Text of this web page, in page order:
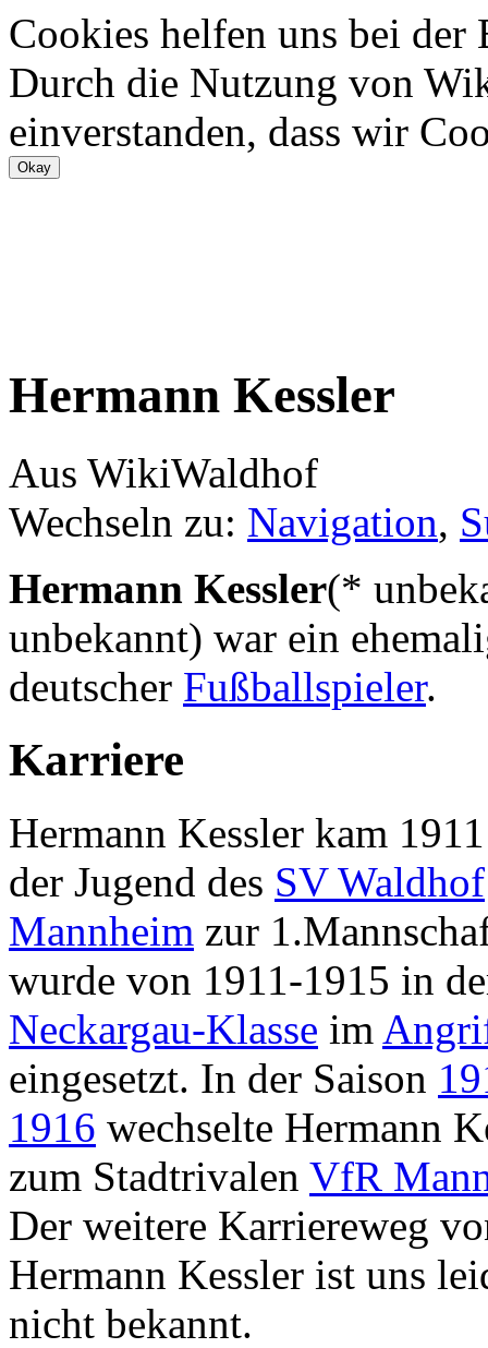
Cookies helfen uns bei
Durch die Nutzung von
einverstanden, dass wir
Hermann Kessler
Aus WikiWaldhof
Wechseln zu: Navigation,
Hermann Kessler(*
unbekannt) war ein
deutscher Fußballspieler.
Karriere
Hermann Kessler kam
der Jugend des SV Waldhof
Mannheim zur
wurde von 1911-1915 in
Neckargau-Klasse im
eingesetzt. In der Saison
1916 wechselte Hermann
zum Stadtrivalen VfR
Der weitere Karriereweg
Hermann Kessler ist uns
nicht bekannt.